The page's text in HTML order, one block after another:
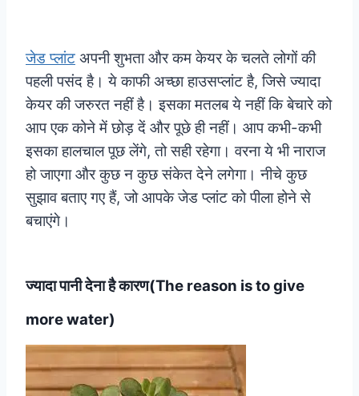
जेड प्लांट अपनी शुभता और कम केयर के चलते लोगों की
पहली पसंद है। ये काफी अच्छा हाउसप्लांट है, जिसे ज्यादा
केयर की जरुरत नहीं है। इसका मतलब ये नहीं कि बेचारे को
आप एक कोने में छोड़ दें और पूछे ही नहीं। आप कभी-कभी
इसका हालचाल पूछ लेंगे, तो सही रहेगा। वरना ये भी नाराज
हो जाएगा और कुछ न कुछ संकेत देने लगेगा। नीचे कुछ
सुझाव बताए गए हैं, जो आपके जेड प्लांट को पीला होने से
बचाएंगे।
ज्यादा पानी देना है कारण(The reason is to give
more water)